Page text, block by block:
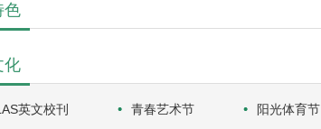
色
化
英文校刊 青春艺术节 阳光体育节